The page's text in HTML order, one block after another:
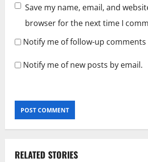
Save my name, email, and
browser for the next time I
Notify me of follow-up comments
Notify me of new posts by email.
RELATED STORIES